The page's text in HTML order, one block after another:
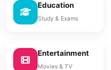
Education
Study & Exams
Entertainment
Movies & TV